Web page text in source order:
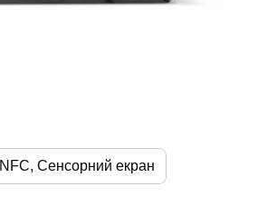
NFC, Сенсорний екран